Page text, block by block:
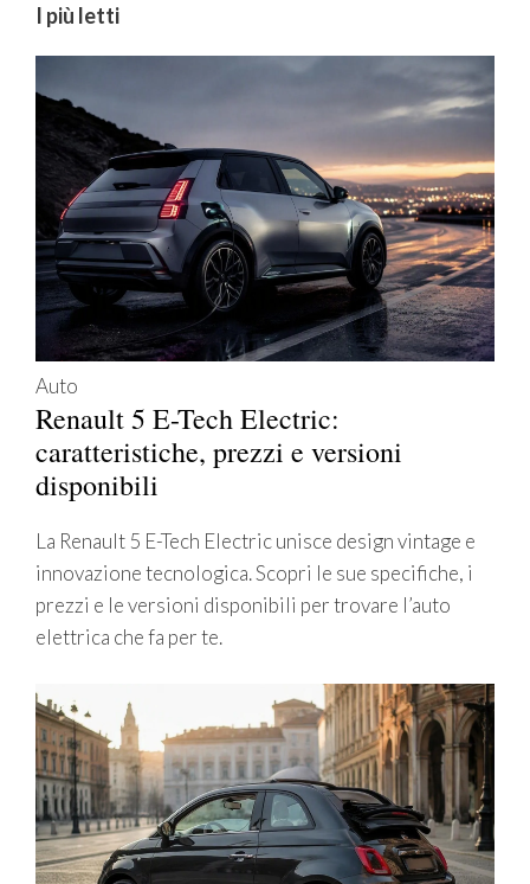
I più letti
Auto
Renault 5 E-Tech Electric:
caratteristiche, prezzi e versioni
disponibili
La Renault 5 E-Tech Electric unisce design vintage e
innovazione tecnologica. Scopri le sue specifiche, i
prezzi e le versioni disponibili per trovare l’auto
elettrica che fa per te.